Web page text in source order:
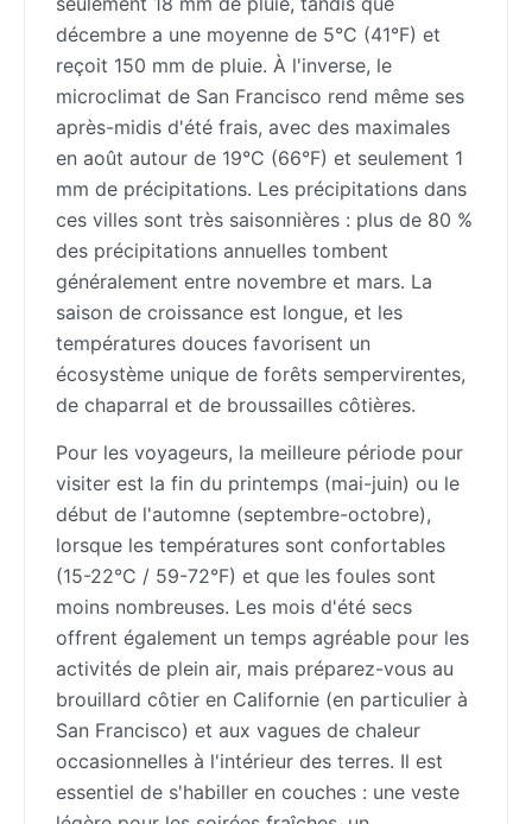
décembre a une moyenne de 5°C (41°F) et
reçoit 150 mm de pluie. À l'inverse, le
microclimat de San Francisco rend même ses
après-midis d'été frais, avec des maximales
en août autour de 19°C (66°F) et seulement 1
mm de précipitations. Les précipitations dans
ces villes sont très saisonnières : plus de 80 %
des précipitations annuelles tombent
généralement entre novembre et mars. La
saison de croissance est longue, et les
températures douces favorisent un
écosystème unique de forêts sempervirentes,
de chaparral et de broussailles côtières.
Pour les voyageurs, la meilleure période pour
visiter est la fin du printemps (mai-juin) ou le
début de l'automne (septembre-octobre),
lorsque les températures sont confortables
(15-22°C / 59-72°F) et que les foules sont
moins nombreuses. Les mois d'été secs
offrent également un temps agréable pour les
activités de plein air, mais préparez-vous au
brouillard côtier en Californie (en particulier à
San Francisco) et aux vagues de chaleur
occasionnelles à l'intérieur des terres. Il est
essentiel de s'habiller en couches : une veste